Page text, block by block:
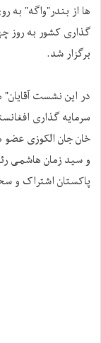
ها از بندر"واگه" به
برگزار شد.
در این نشست
سرمایه گذاری
خان جان الکوزی
و سید زمان هاشمی
پاکستان اشتراک و